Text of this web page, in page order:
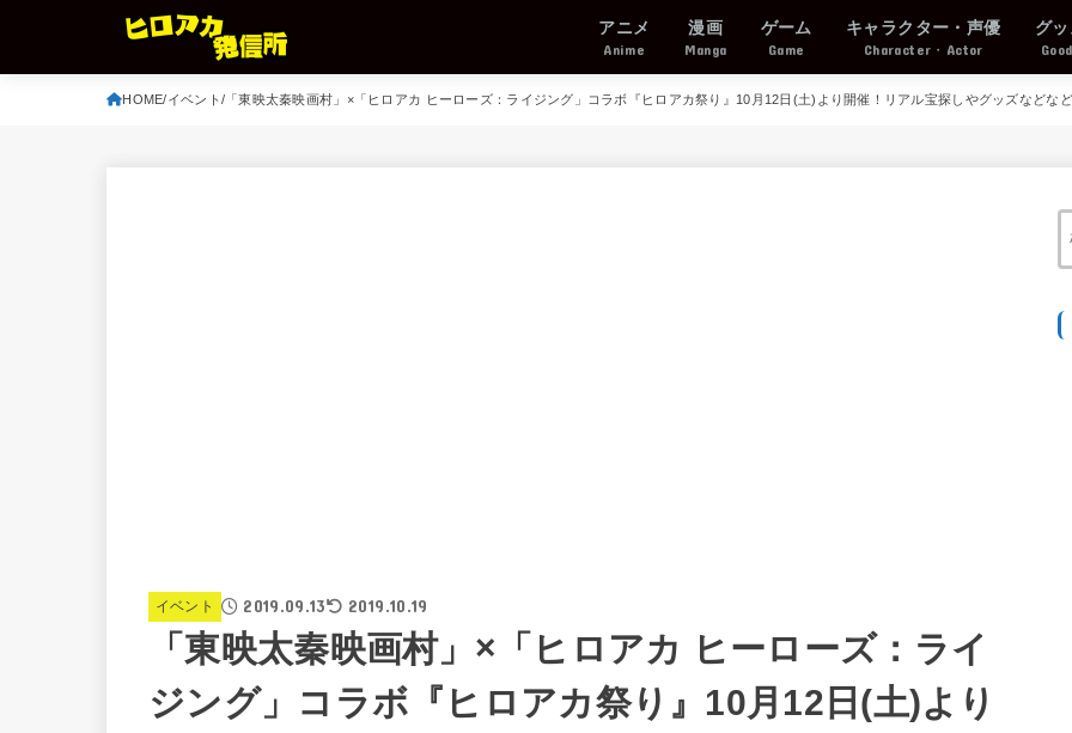
アニメ
Anime
漫画
Manga
ゲーム
Game
キャラクター・声優
Character・Actor
グ
HOME イベント 「東映太秦映画村」×「ヒロアカ ヒーローズ：ライジング」コラボ『ヒロアカ祭り』10月12日(土)より開催！リアル宝探しやグッズなどなど
イベント 2019.09.13 2019.10.19
「東映太秦映画村」×「ヒロアカ ヒーローズ：ライ
ジング」コラボ『ヒロアカ祭り』10月12日(土)より